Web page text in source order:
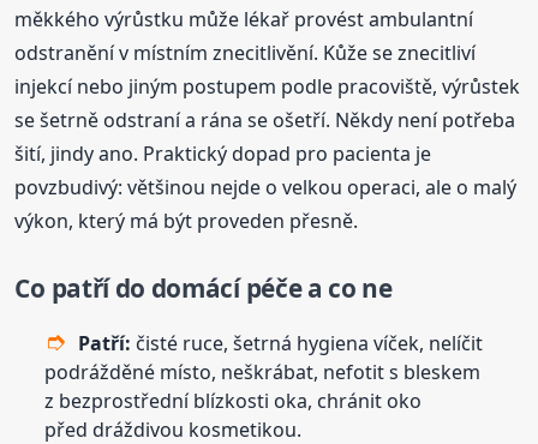
měkkého výrůstku může lékař provést ambulantní
odstranění v místním znecitlivění. Kůže se znecitliví
injekcí nebo jiným postupem podle pracoviště, výrůstek
se šetrně odstraní a rána se ošetří. Někdy není potřeba
šití, jindy ano. Praktický dopad pro pacienta je
povzbudivý: většinou nejde o velkou operaci, ale o malý
výkon, který má být proveden přesně.
Co patří do domácí péče a co ne
Patří: čisté ruce, šetrná hygiena víček, nelíčit
podrážděné místo, neškrábat, nefotit s bleskem
z bezprostřední blízkosti oka, chránit oko
před dráždivou kosmetikou.